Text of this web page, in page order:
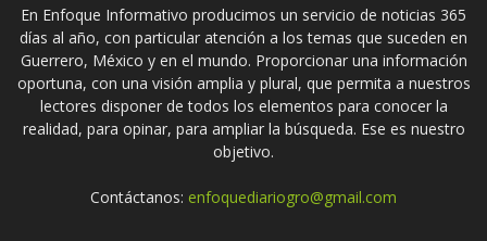
En Enfoque Informativo producimos un servicio de noticias 365
días al año, con particular atención a los temas que suceden en
Guerrero, México y en el mundo. Proporcionar una información
oportuna, con una visión amplia y plural, que permita a nuestros
lectores disponer de todos los elementos para conocer la
realidad, para opinar, para ampliar la búsqueda. Ese es nuestro
objetivo.
Contáctanos: enfoquediariogro@gmail.com